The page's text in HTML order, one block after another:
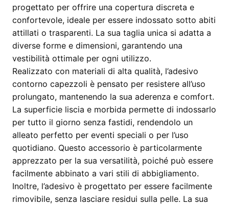
progettato per offrire una copertura discreta e
confortevole, ideale per essere indossato sotto abiti
attillati o trasparenti. La sua taglia unica si adatta a
diverse forme e dimensioni, garantendo una
vestibilità ottimale per ogni utilizzo.
Realizzato con materiali di alta qualità, l’adesivo
contorno capezzoli è pensato per resistere all’uso
prolungato, mantenendo la sua aderenza e comfort.
La superficie liscia e morbida permette di indossarlo
per tutto il giorno senza fastidi, rendendolo un
alleato perfetto per eventi speciali o per l’uso
quotidiano. Questo accessorio è particolarmente
apprezzato per la sua versatilità, poiché può essere
facilmente abbinato a vari stili di abbigliamento.
Inoltre, l’adesivo è progettato per essere facilmente
rimovibile, senza lasciare residui sulla pelle. La sua